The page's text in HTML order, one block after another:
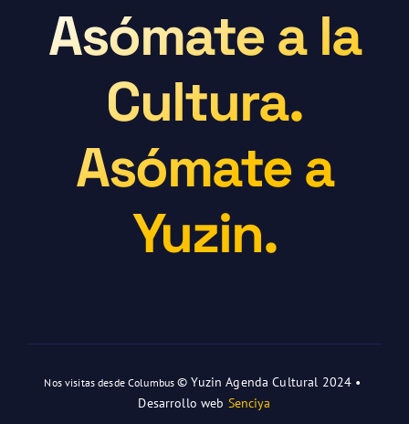
Asómate a la
Cultura.
Asómate a
Yuzin.
Nos visitas desde Columbus© Yuzin Agenda Cultural 2024 •
Desarrollo web Senciya